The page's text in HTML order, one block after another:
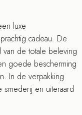
luxe
cadeau. De
de totale beleving
goede bescherming
In de verpakking
en uiteraard